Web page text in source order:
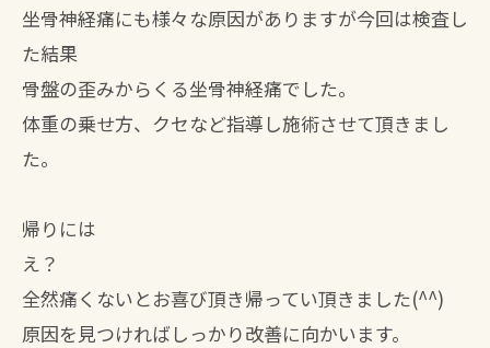
坐骨神経痛にも様々な原因がありますが今回は検査し
た結果
骨盤の歪みからくる坐骨神経痛でした。
体重の乗せ方、クセなど指導し施術させて頂きまし
た。
帰りには
え？
全然痛くないとお喜び頂き帰ってい頂きました(^^)
原因を見つければしっかり改善に向かいます。